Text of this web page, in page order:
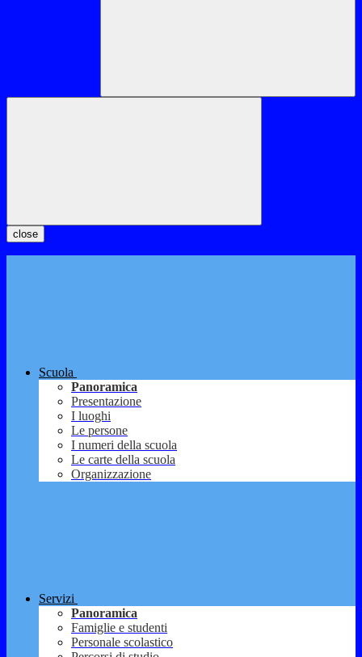
close
Scuola
Panoramica
Presentazione
I luoghi
Le persone
I numeri della scuola
Le carte della scuola
Organizzazione
Servizi
Panoramica
Famiglie e studenti
Personale scolastico